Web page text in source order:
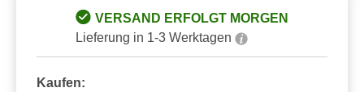
VERSAND ERFOLGT MORGEN
Lieferung in 1-3 Werktagen
Kaufen: